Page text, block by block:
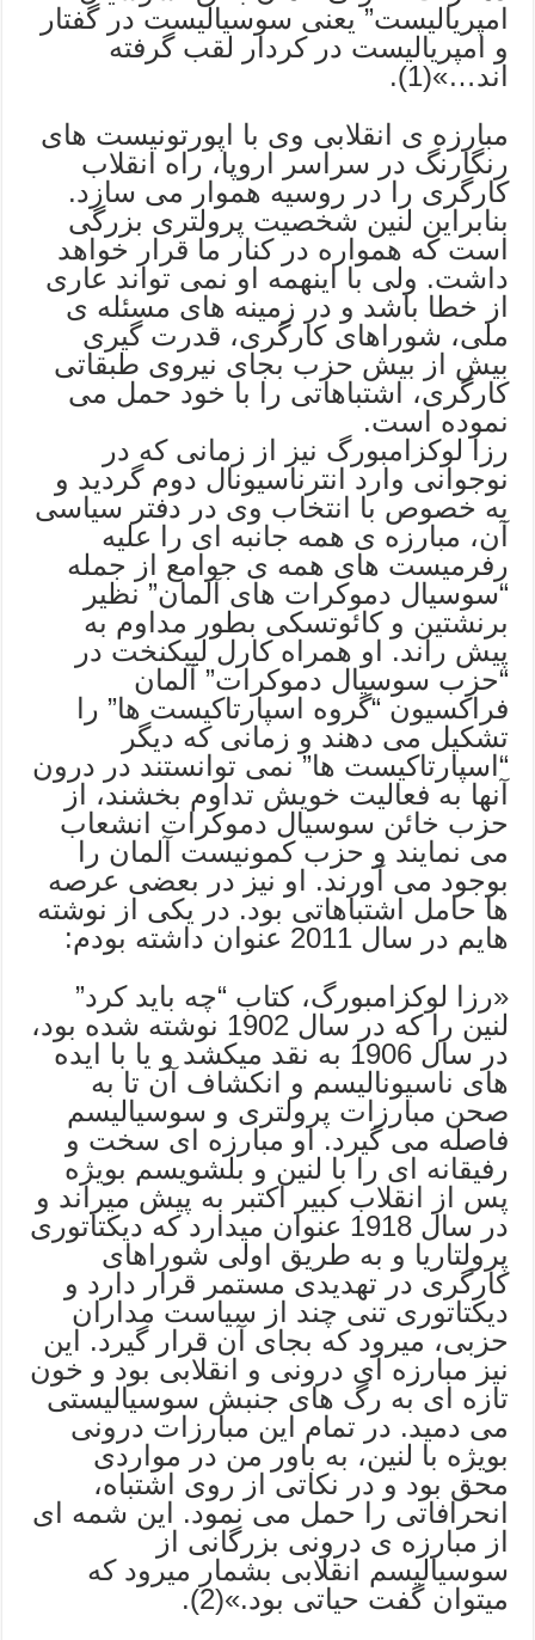
امپریالیست” یعنی سوسیالیست در گفتار
و امپریالیست در کردار لقب گرفته
اند…»(1).
مبارزه ی انقلابی وی با اپورتونیست های
رنگارنگ در سراسر اروپا، راه انقلاب
کارگری را در روسیه هموار می سازد.
بنابراین لنین شخصیت پرولتری بزرگی
است که همواره در کنار ما قرار خواهد
داشت. ولی با اینهمه او نمی تواند عاری
از خطا باشد و در زمینه های مسئله ی
ملی، شوراهای کارگری، قدرت گیری
بیش از بیش حزب بجای نیروی طبقاتی
کارگری، اشتباهاتی را با خود حمل می
نموده است.
رزا لوکزامبورگ نیز از زمانی که در
نوجوانی وارد انترناسیونال دوم گردید و
به خصوص با انتخاب وی در دفتر سیاسی
آن، مبارزه ی همه جانبه ای را علیه
رفرمیست های همه ی جوامع از جمله
“سوسیال دموکرات های آلمان” نظیر
برنشتین و کائوتسکی بطور مداوم به
پیش راند. او همراه کارل لیبکنخت در
“حزب سوسیال دموکرات” آلمان
فراکسیون “گروه اسپارتاکیست ها” را
تشکیل می دهند و زمانی که دیگر
“اسپارتاکیست ها” نمی توانستند در درون
آنها به فعالیت خویش تداوم بخشند، از
حزب خائن سوسیال دموکرات انشعاب
می نمایند و حزب کمونیست آلمان را
بوجود می آورند. او نیز در بعضی عرصه
ها حامل اشتباهاتی بود. در یکی از نوشته
هایم در سال 2011 عنوان داشته بودم:
«رزا لوکزامبورگ، کتاب “چه باید کرد”
لنین را که در سال 1902 نوشته شده بود،
در سال 1906 به نقد میکشد و یا با ایده
های ناسیونالیسم و انکشاف آن تا به
صحن مبارزات پرولتری و سوسیالیسم
فاصله می گیرد. او مبارزه ای سخت و
رفیقانه ای را با لنین و بلشویسم بویژه
پس از انقلاب کبیر اکتبر به پیش میراند و
در سال 1918 عنوان میدارد که دیکتاتوری
پرولتاریا و به طریق اولی شوراهای
کارگری در تهدیدی مستمر قرار دارد و
دیکتاتوری تنی چند از سیاست مداران
حزبی، میرود که بجای آن قرار گیرد. این
نیز مبارزه ای درونی و انقلابی بود و خون
تازه ای به رگ های جنبش سوسیالیستی
می دمید. در تمام این مبارزات درونی
بویژه با لنین، به باور من در مواردی
محق بود و در نکاتی از روی اشتباه،
انحرافاتی را حمل می نمود. این شمه ای
از مبارزه ی درونی بزرگانی از
سوسیالیسم انقلابی بشمار میرود که
میتوان گفت حیاتی بود.»(2).